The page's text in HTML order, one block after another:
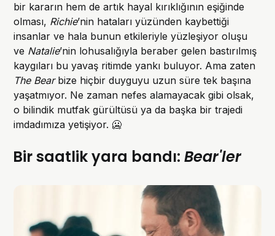
bir kararın hem de artık hayal kırıklığının eşiğinde
olması, Richie’nin hataları yüzünden kaybettiği
insanlar ve hala bunun etkileriyle yüzleşiyor oluşu
ve Natalie’nin lohusalığıyla beraber gelen bastırılmış
kaygıları bu yavaş ritimde yankı buluyor. Ama zaten
The Bearbize hiçbir duyguyu uzun süre tek başına
yaşatmıyor. Ne zaman nefes alamayacak gibi olsak,
o bilindik mutfak gürültüsü ya da başka bir trajedi
imdadımıza yetişiyor. 🥶
Bir saatlik yara bandı: Bear'ler